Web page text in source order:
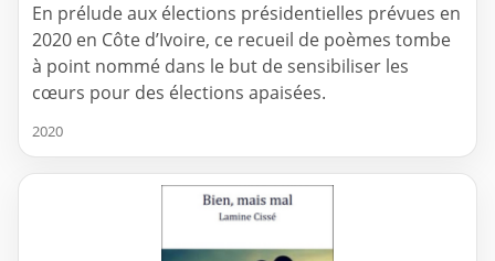
En prélude aux élections présidentielles prévues en
2020 en Côte d’Ivoire, ce recueil de poèmes tombe
à point nommé dans le but de sensibiliser les
cœurs pour des élections apaisées.
2020